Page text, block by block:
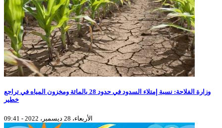
وزارة الفلاحة: نسبة إمتلاء السدود في حدود 28 بالمائة ومخزون المياه في تراجع
خطير
الأربعاء، 28 ديسمبر، 2022 - 09:41